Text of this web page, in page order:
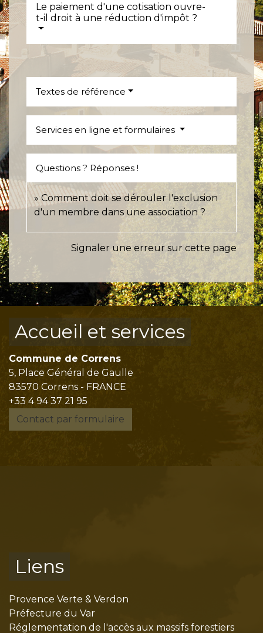
Le paiement d'une cotisation ouvre-
t-il droit à une réduction d'impôt ?
Textes de référence
Services en ligne et formulaires
Questions ? Réponses !
Comment doit se dérouler l'exclusion
d'un membre dans une association ?
Signaler une erreur sur cette page
Accueil et services
Commune de Correns
5, Place Général de Gaulle
83570 Correns - FRANCE
+33 4 94 37 21 95
Contact par formulaire
Liens
Provence Verte & Verdon
Préfecture du Var
Réglementation de l'accès aux massifs forestiers